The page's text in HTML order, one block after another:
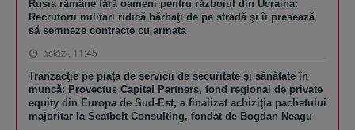
Rusia rămâne fără oameni pentru războiul din Ucraina:
Recrutorii militari ridică bărbaţi de pe stradă şi îi presează
să semneze contracte cu armata
astăzi, 11:45
Tranzacţie pe piaţa de servicii de securitate şi sănătate în
muncă: Provectus Capital Partners, fond regional de private
equity din Europa de Sud-Est, a finalizat achiziţia pachetului
majoritar la Seatbelt Consulting, fondat de Bogdan Neagu